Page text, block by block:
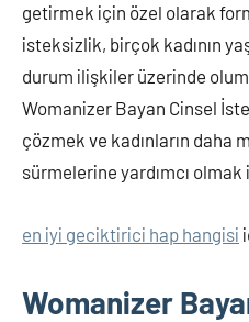
getirmek için özel olarak
isteksizlik, birçok kadının
durum ilişkiler üzerinde
Womanizer Bayan Cinsel
çözmek ve kadınların daha
sürmelerine yardımcı olmak
en iyi geciktirici hap hangisi
Womanizer